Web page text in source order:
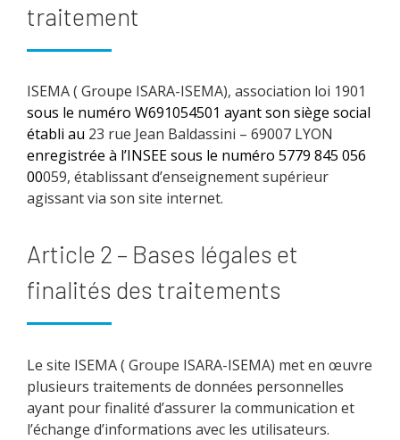
traitement
ISEMA ( Groupe ISARA-ISEMA), association loi 1901
sous le numéro W691054501 ayant son siège social
établi au 23 rue Jean Baldassini – 69007 LYON
enregistrée à l’INSEE sous le numéro 5779 845 056
00059, établissant d’enseignement supérieur
agissant via son site internet.
Article 2 – Bases légales et
finalités des traitements
Le site ISEMA ( Groupe ISARA-ISEMA) met en œuvre
plusieurs traitements de données personnelles
ayant pour finalité d’assurer la communication et
l’échange d’informations avec les utilisateurs.